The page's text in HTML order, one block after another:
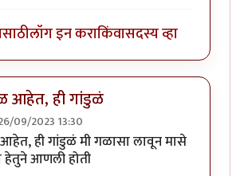
लॉग इन कराकिंवासदस्य व्हा
आहेत, ही गांडुळं
09/2023 13:30
छान. खत प्रकल्प आवडला. आमच्याby
ही गांडुळं मी गळासा लावून मासे
हेतुने आणली होती